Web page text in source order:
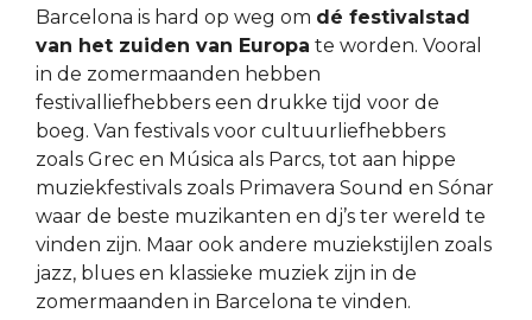
Barcelona is hard op weg om dé festivalstad
van het zuiden van Europa te worden. Vooral
in de zomermaanden hebben
festivalliefhebbers een drukke tijd voor de
boeg. Van festivals voor cultuurliefhebbers
zoals Grec en Música als Parcs, tot aan hippe
muziekfestivals zoals Primavera Sound en Sónar
waar de beste muzikanten en dj’s ter wereld te
vinden zijn. Maar ook andere muziekstijlen zoals
jazz, blues en klassieke muziek zijn in de
zomermaanden in Barcelona te vinden.